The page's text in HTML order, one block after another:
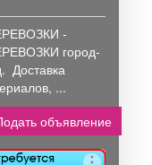
-
город-
Доставка
...
объявление